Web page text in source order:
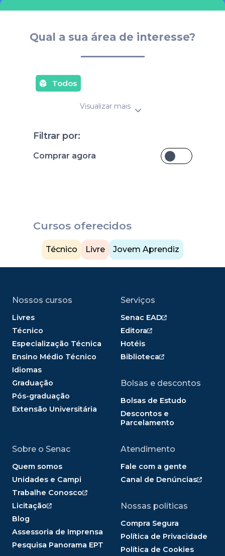
Qual a sua área de interesse?
Todos
Visualizar mais
Filtrar por:
Comprar agora
Cursos oferecidos
Técnico Livre Jovem Aprendiz
Nossos cursos
Livres
Técnico
Especialização Técnica
Ensino Médio Técnico
Idiomas
Graduação
Pós-graduação
Extensão Universitária
Serviços
Senac EAD
Editora
Hotéis
Biblioteca
Bolsas e descontos
Bolsas de Estudo
Descontos e
Parcelamento
Sobre o Senac
Quem somos
Unidades e Campi
Trabalhe Conosco
Licitação
Blog
Assessoria de Imprensa
Pesquisa Panorama EPT
Atendimento
Fale com a gente
Canal de Denúncias
Nossas políticas
Compra Segura
Política de Privacidade
Política de Cookies